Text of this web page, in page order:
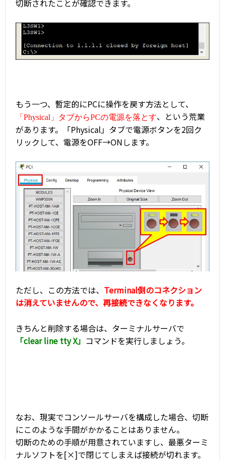
切断されたことが確認できます。
もう一つ、暫定的にPCに操作を戻す方法として、
「Physical」タブからPCの電源を落とす、という荒業
があります。「Physical」タブで電源ボタンを2回ク
リックして、電源をOFF→ONします。
ただし、この方法では、 Terminal側のコネクション
は消えていませんので、再接続できなくなります。
きちんと削除する場合は、ターミナルサーバで
「clear line tty X」 コマンドを実行しましょう。
なお、現実でコンソールサーバを構成した場合、切断
にこのような手間がかかることはありません。
切断のための手順が用意されていますし、最悪ターミ
ナルソフトを[×]で閉じてしまえば接続が切れます。